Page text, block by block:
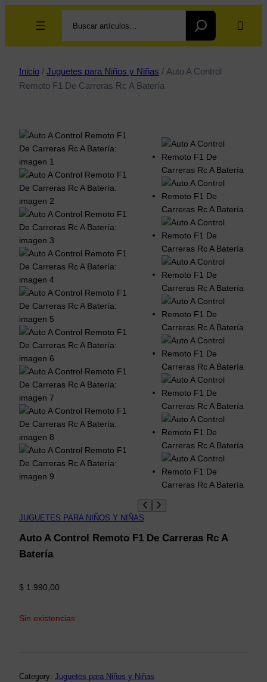
Inicio / Juguetes para Niños y Niñas / Auto A Control
Remoto F1 De Carreras Rc A Batería
JUGUETES PARA NIÑOS Y NIÑAS
Auto A Control Remoto F1 De Carreras Rc A
Batería
$ 1.990,00
Sin existencias
Category: Juguetes para Niños y Niñas